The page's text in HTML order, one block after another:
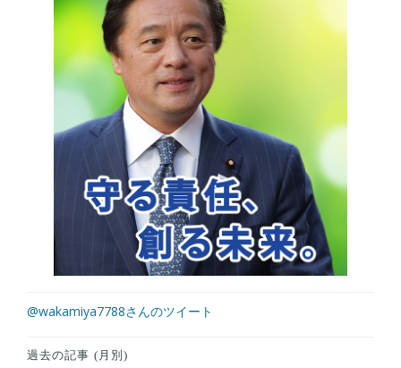
@wakamiya7788さんのツイート
過去の記事 (月別)